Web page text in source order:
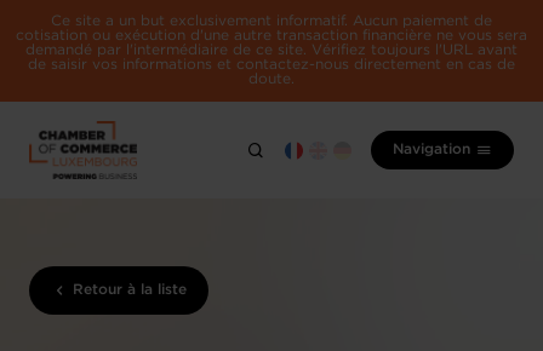
Ce site a un but exclusivement informatif. Aucun paiement de
cotisation ou exécution d'une autre transaction financière ne vous sera
demandé par l'intermédiaire de ce site. Vérifiez toujours l'URL avant
de saisir vos informations et contactez-nous directement en cas de
doute.
Navigation
Retour à la liste